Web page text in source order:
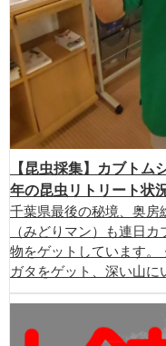
【昆虫採集】カブトム
年の昆虫リトリート状
千葉県最後の秘境、奥房
（みどりマン）も連日
物をゲットしています。
ガタをゲット、深い山に